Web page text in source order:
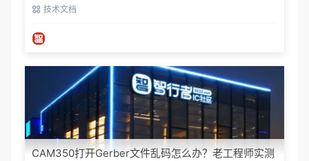
技术文档
CAM350打开Gerber文件乱码怎么办？老工程师实测